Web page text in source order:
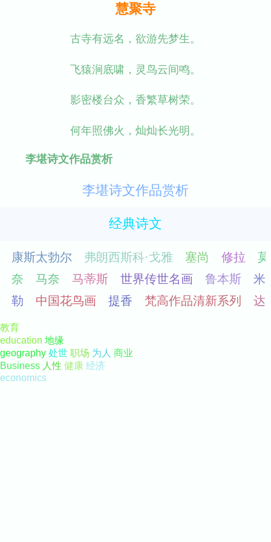
慧聚寺
古寺有远名，欲游先梦生。
飞猿涧底啸，灵鸟云间鸣。
影密楼台众，香繁草树荣。
何年照佛火，灿灿长光明。
李堪诗文作品赏析
李堪诗文作品赏析
经典诗文